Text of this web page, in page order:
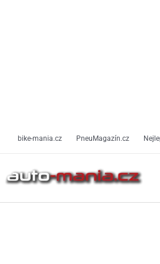
bike-mania.cz PneuMagazín.cz